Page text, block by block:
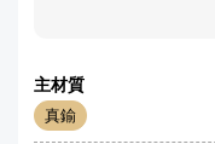
主材質
真鍮